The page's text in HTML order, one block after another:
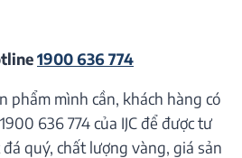
1900 636 774
phẩm mình cần, khách hàng có
636 774 của IJC để được tư
quý, chất lượng vàng, giá sản